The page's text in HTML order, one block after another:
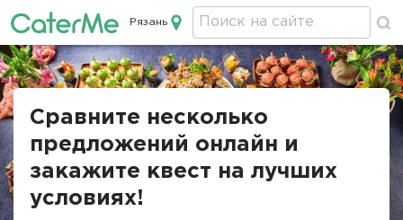
Кейтеринг в Рязани
Рязань
Строка
Сравните несколько
предложений онлайн и
закажите квест на лучших
условиях!